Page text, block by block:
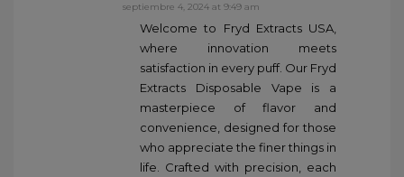
septiembre 4, 2024 at 9:49 am
Welcome to Fryd Extracts USA,
where innovation meets
satisfaction in every puff. Our Fryd
Extracts Disposable Vape is a
masterpiece of flavor and
convenience, designed for those
who appreciate the finer things in
life. Crafted with precision, each